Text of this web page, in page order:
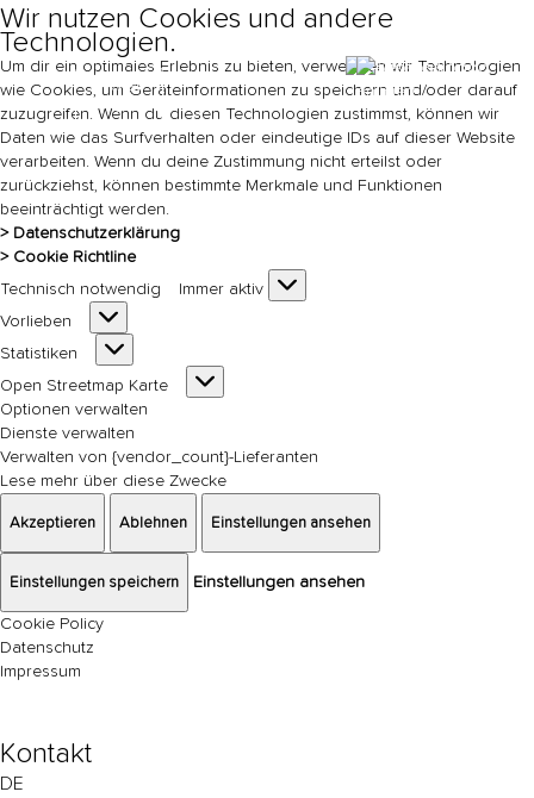
Wir nutzen Cookies und andere
Technologien.
Um dir ein optimales Erlebnis zu bieten, verwenden wir Technologien
wie Cookies, um Geräteinformationen zu speichern und/oder darauf
zuzugreifen. Wenn du diesen Technologien zustimmst, können wir
Daten wie das Surfverhalten oder eindeutige IDs auf dieser Website
verarbeiten. Wenn du deine Zustimmung nicht erteilst oder
zurückziehst, können bestimmte Merkmale und Funktionen
beeinträchtigt werden.
> Datenschutzerklärung
> Cookie Richtline
Technisch notwendig
Immer aktiv
Vorlieben
Vorlieben
Statistiken
Statistiken
Open Streetmap Karte
Open
Streetmap
Optionen verwalten
Dienste verwalten
Verwalten von {vendor_count}-Lieferanten
Lese mehr über diese Zwecke
Akzeptieren Ablehnen Einstellungen ansehen
Einstellungen speichern Einstellungen ansehen
Cookie Policy
Datenschutz
Impressum
Ticket
Kontakt
DE